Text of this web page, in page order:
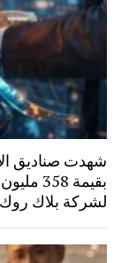
شهدت صناديق
لشركة بلاك روك